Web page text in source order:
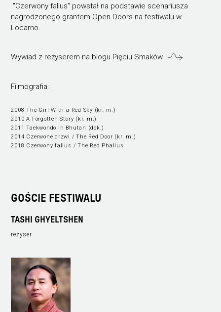
"Czerwony fallus" powstał na podstawie scenariusza
nagrodzonego grantem Open Doors na festiwalu w
Locarno.
Wywiad z reżyserem na blogu Pięciu Smaków
Filmografia:
2008 The Girl With a Red Sky (kr. m.)
2010 A Forgotten Story (kr. m.)
2011 Taekwondo in Bhutan (dok.)
2014 Czerwone drzwi / The Red Door (kr. m.)
2018 Czerwony fallus / The Red Phallus
GOŚCIE FESTIWALU
TASHI GHYELTSHEN
reżyser